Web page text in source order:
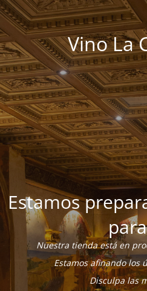
Vino La
Estamos
Nuestra tienda está en
Estamos afinando los
Disculpa las